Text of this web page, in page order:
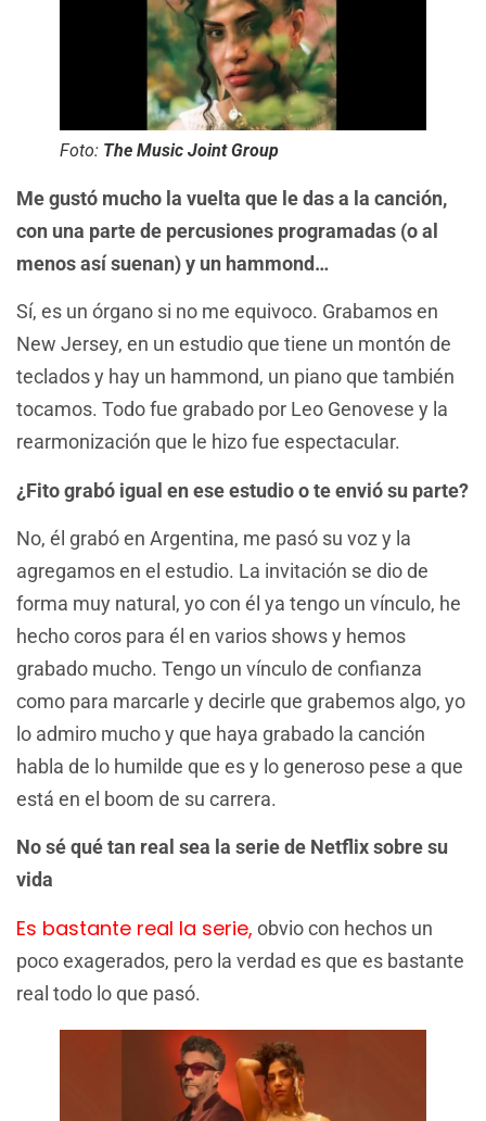
Foto: The Music Joint Group
Me gustó mucho la vuelta que le das a la canción,
con una parte de percusiones programadas (o al
menos así suenan) y un hammond…
Sí, es un órgano si no me equivoco. Grabamos en
New Jersey, en un estudio que tiene un montón de
teclados y hay un hammond, un piano que también
tocamos. Todo fue grabado por Leo Genovese y la
rearmonización que le hizo fue espectacular.
¿Fito grabó igual en ese estudio o te envió su parte?
No, él grabó en Argentina, me pasó su voz y la
agregamos en el estudio. La invitación se dio de
forma muy natural, yo con él ya tengo un vínculo, he
hecho coros para él en varios shows y hemos
grabado mucho. Tengo un vínculo de confianza
como para marcarle y decirle que grabemos algo, yo
lo admiro mucho y que haya grabado la canción
habla de lo humilde que es y lo generoso pese a que
está en el boom de su carrera.
No sé qué tan real sea la serie de Netflix sobre su
vida
Es bastante real la serie, obvio con hechos un
poco exagerados, pero la verdad es que es bastante
real todo lo que pasó.